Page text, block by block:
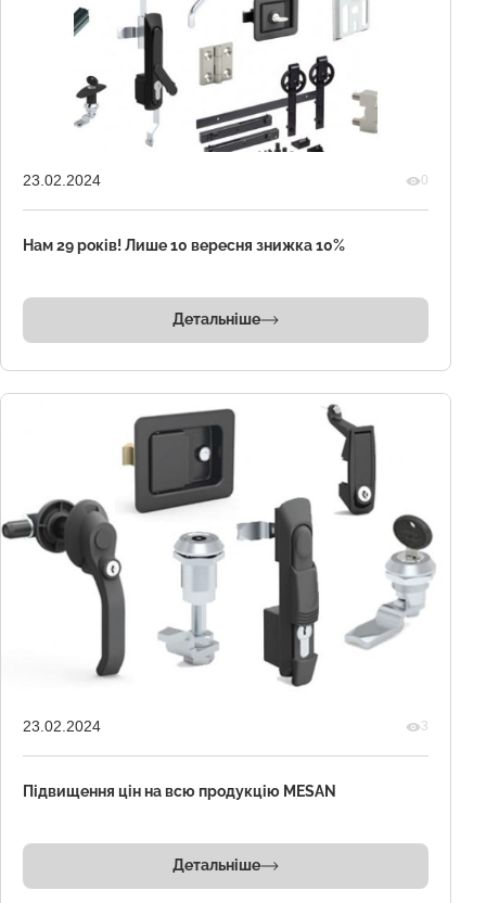
23.02.2024 0
Нам 29 років! Лише 10 вересня знижка 10%
Детальніше
23.02.2024 3
Підвищення цін на всю продукцію MESAN
Детальніше